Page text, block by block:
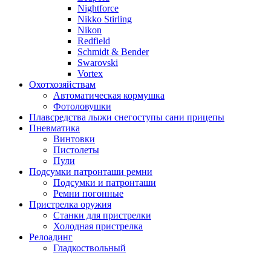
Nightforce
Nikko Stirling
Nikon
Redfield
Schmidt & Bender
Swarovski
Vortex
Охотхозяйствам
Автоматическая кормушка
Фотоловушки
Плавсредства лыжи снегоступы сани прицепы
Пневматика
Винтовки
Пистолеты
Пули
Подсумки патронташи ремни
Подсумки и патронташи
Ремни погонные
Пристрелка оружия
Станки для пристрелки
Холодная пристрелка
Релоадинг
Гладкоствольный